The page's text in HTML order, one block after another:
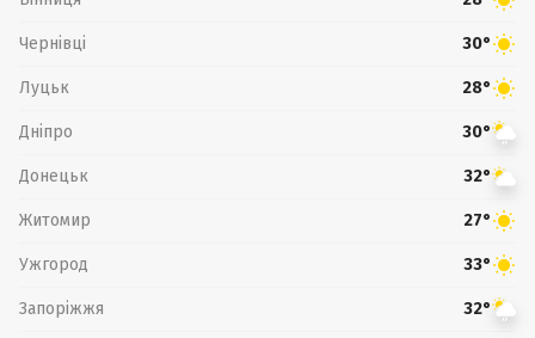
Чернівці 30°
Луцьк 28°
Дніпро 30°
Донецьк 32°
Житомир 27°
Ужгород 33°
Запоріжжя 32°